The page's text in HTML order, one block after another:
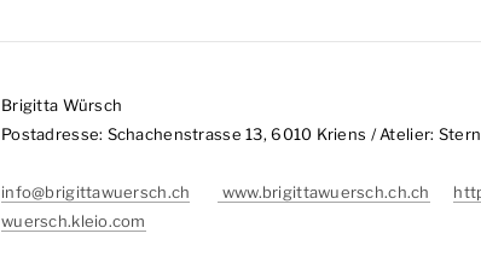
Brigitta Würsch
Postadresse: Schachenstrasse 13, 6010 Kriens / Atelier:
info@brigittawuersch.ch www.brigittawuersch.ch.ch
wuersch.kleio.com